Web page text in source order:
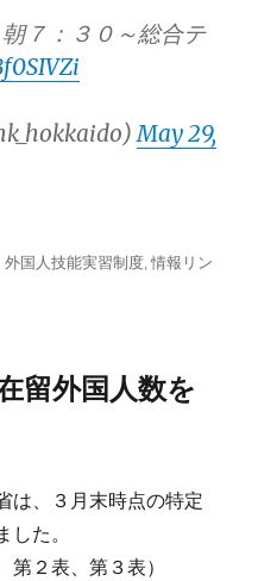
７：３０～総合テ
May 29,
カ
外国人技能実習制度 ,情報リン
留外国人数を
は、３月末時点の特定
た。
第２表、第３表）